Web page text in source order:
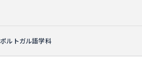
ポルトガル語学科